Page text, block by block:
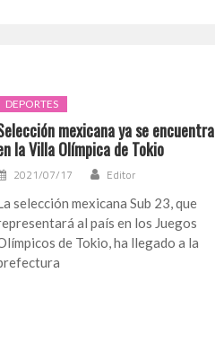
DEPORTES
mexicana ya se encuentra
la Villa Olímpica de Tokio
2021/07/17 Editor
selección mexicana Sub 23, que
al país en los Juegos
de Tokio, ha llegado a la